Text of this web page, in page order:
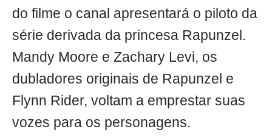
do filme o canal apresentará o piloto da
série derivada da princesa Rapunzel.
Mandy Moore e Zachary Levi, os
dubladores originais de Rapunzel e
Flynn Rider, voltam a emprestar suas
vozes para os personagens.